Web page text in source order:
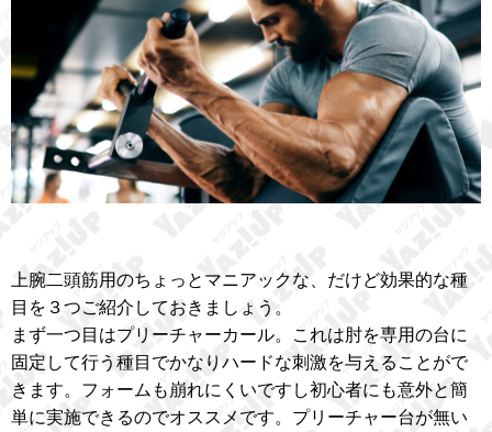
上腕二頭筋用のちょっとマニアックな、だけど効果的な種
目を３つご紹介しておきましょう。
まず一つ目はプリーチャーカール。これは肘を専用の台に
固定して行う種目でかなりハードな刺激を与えることがで
きます。フォームも崩れにくいですし初心者にも意外と簡
単に実施できるのでオススメです。プリーチャー台が無い